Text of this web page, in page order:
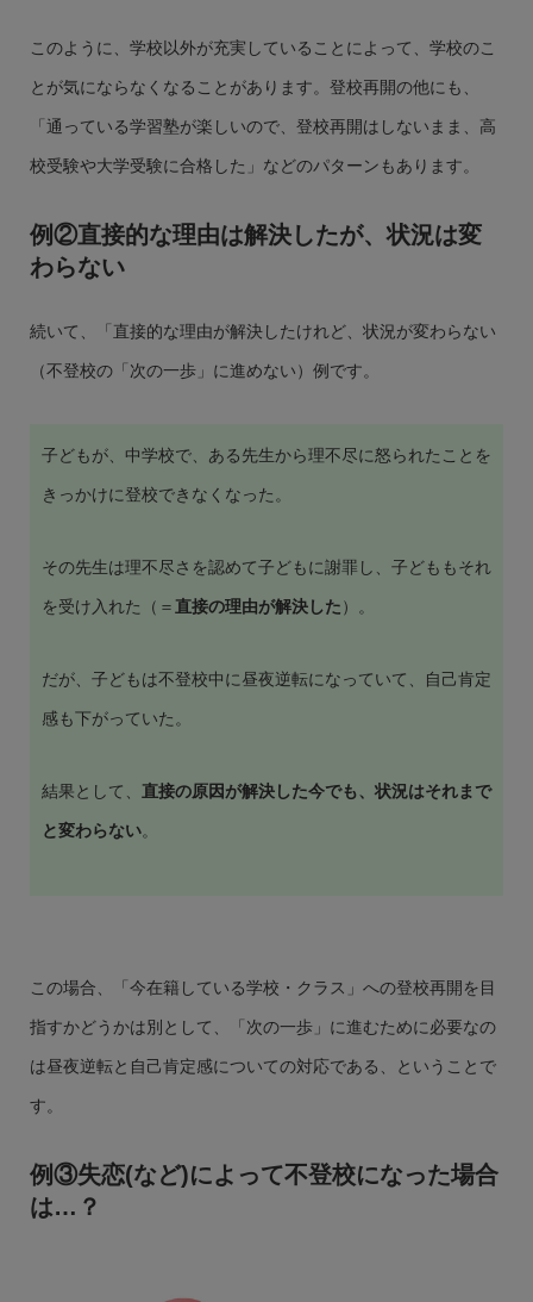
このように、学校以外が充実していることによって、学校のこ
とが気にならなくなることがあります。登校再開の他にも、
「通っている学習塾が楽しいので、登校再開はしないまま、高
校受験や大学受験に合格した」などのパターンもあります。
例②直接的な理由は解決したが、状況は変
わらない
続いて、「直接的な理由が解決したけれど、状況が変わらない
（不登校の「次の一歩」に進めない）例です。
子どもが、中学校で、ある先生から理不尽に怒られたことを
きっかけに登校できなくなった。
その先生は理不尽さを認めて子どもに謝罪し、子どももそれ
を受け入れた（＝直接の理由が解決した）。
だが、子どもは不登校中に昼夜逆転になっていて、自己肯定
感も下がっていた。
結果として、 直接の原因が解決した今でも、状況はそれまで
と変わらない。
この場合、「今在籍している学校・クラス」への登校再開を目
指すかどうかは別として、「次の一歩」に進むために必要なの
は昼夜逆転と自己肯定感についての対応である、ということで
す。
例③失恋(など)によって不登校になった場合
は…？